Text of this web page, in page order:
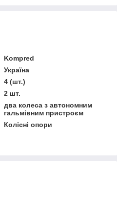
Kompred
Україна
4 (шт.)
2 шт.
два колеса з автономним
гальмівним пристроєм
Колісні опори